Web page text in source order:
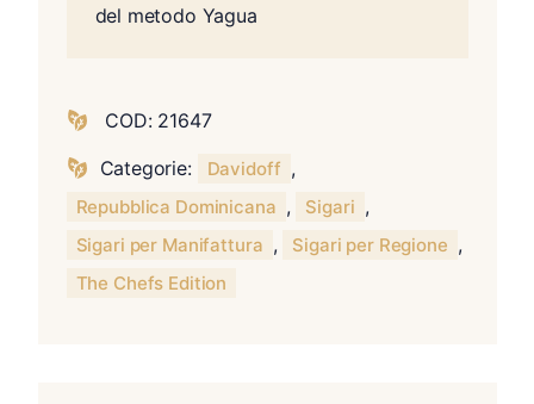
del metodo Yagua
COD: 21647
Categorie:
Davidoff ,
Repubblica Dominicana , Sigari ,
Sigari per Manifattura , Sigari per Regione ,
The Chefs Edition